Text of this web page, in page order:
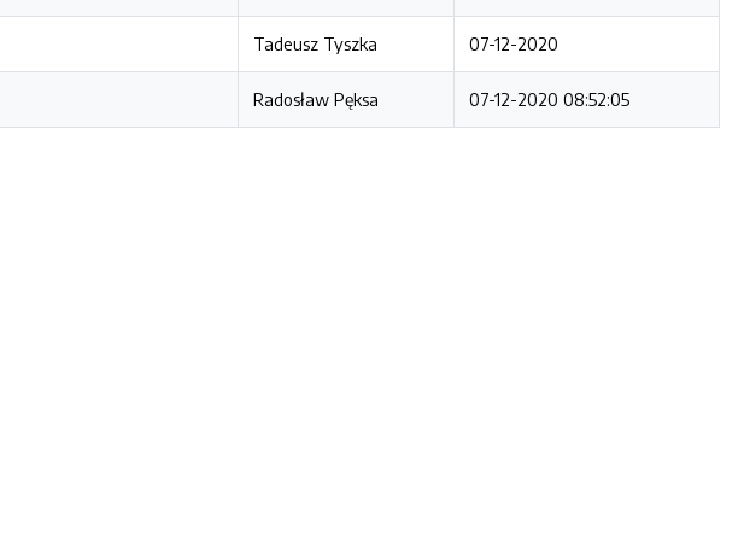
Tadeusz Tyszka 07-12-2020
Radosław Pęksa 07-12-2020 08:52:05